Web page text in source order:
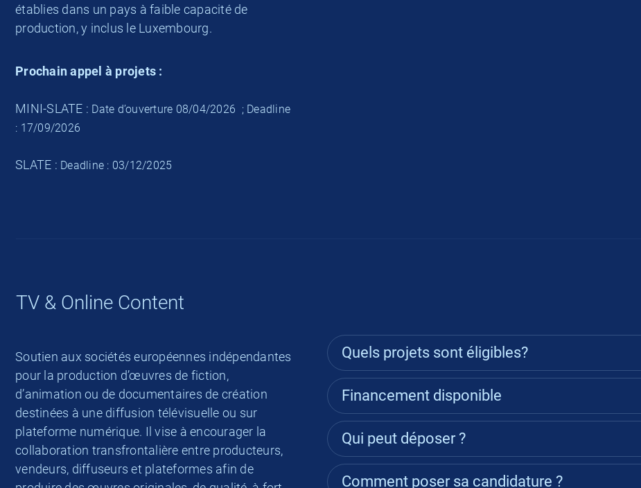
établies dans un pays à faible capacité de
production, y inclus le Luxembourg.
Prochain appel à projets :
MINI-SLATE : Date d’ouverture 08/04/2026 ;Deadline
: 17/09/2026
SLATE : Deadline : 03/12/2025
TV & Online Content
Soutien aux sociétés européennes indépendantes
pour la production d’œuvres de fiction,
d’animation ou de documentaires de création
destinées à une diffusion télévisuelle ou sur
plateforme numérique. Il vise à encourager la
collaboration transfrontalière entre producteurs,
vendeurs, diffuseurs et plateformes afin de
Quels projets sont éligibles?
Financement disponible
Qui peut déposer ?
Comment poser sa candidature ?